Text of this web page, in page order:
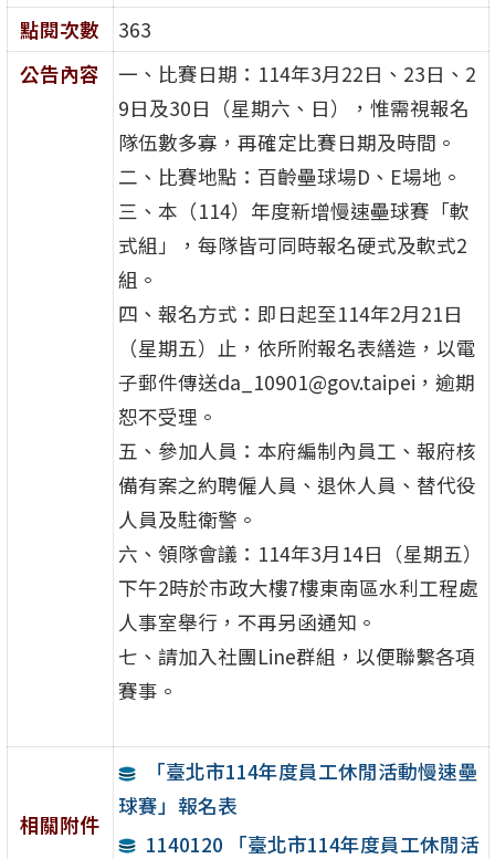
點閱次數
363
公告內容
一、比賽日期：114年3月22日、23日、2
9日及30日（星期六、日），惟需視報名
隊伍數多寡，再確定比賽日期及時間。
二、比賽地點：百齡壘球場D、E場地。
三、本（114）年度新增慢速壘球賽「軟
式組」，每隊皆可同時報名硬式及軟式2
組。
四、報名方式：即日起至114年2月21日
（星期五）止，依所附報名表繕造，以電
子郵件傳送da_10901@gov.taipei，逾期
恕不受理。
五、參加人員：本府編制內員工、報府核
備有案之約聘僱人員、退休人員、替代役
人員及駐衛警。
六、領隊會議：114年3月14日（星期五）
下午2時於市政大樓7樓東南區水利工程處
人事室舉行，不再另函通知。
七、請加入社團Line群組，以便聯繫各項
賽事。
相關附件
「臺北市114年度員工休閒活動慢速壘
球賽」報名表
1140120 「臺北市114年度員工休閒活